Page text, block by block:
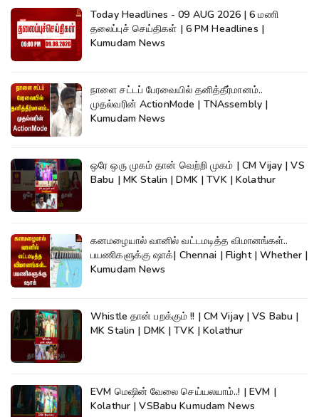
Today Headlines - 09 AUG 2026 | 6 மணி
தலைப்புச் செய்திகள் | 6 PM Headlines |
Kumudam News
நாளை சட்டப் பேரவையில் தனித்தீர்மானம்..
முதல்வரின் ActionMode | TNAssembly |
Kumudam News
ஒரே ஒரு முகம் தான் வெற்றி முகம் | CM Vijay | VS
Babu | MK Stalin | DMK | TVK | Kolathur
கனமழையால் வானில் வட்டமடித்த விமானங்கள்..
பயணிகளுக்கு ஷாக்| Chennai | Flight | Whether |
Kumudam News
Whistle தான் பறக்கும் !! | CM Vijay | VS Babu |
MK Stalin | DMK | TVK | Kolathur
EVM மெஷின் வேலை செய்யலயாம்..! | EVM |
Kolathur | VSBabu Kumudam News